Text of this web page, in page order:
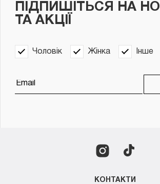
КОНТАКТИ
ПІДПИШІТЬСЯ НА
ТА АКЦІЇ
Чоловік Жінка Інше